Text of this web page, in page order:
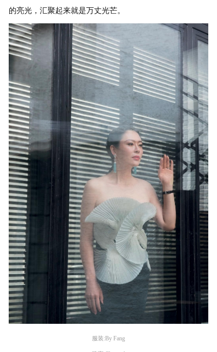
的亮光，汇聚起来就是万丈光芒。
服装:By Fang